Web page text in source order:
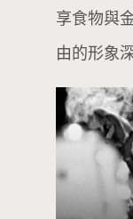
享食物與
由的形象